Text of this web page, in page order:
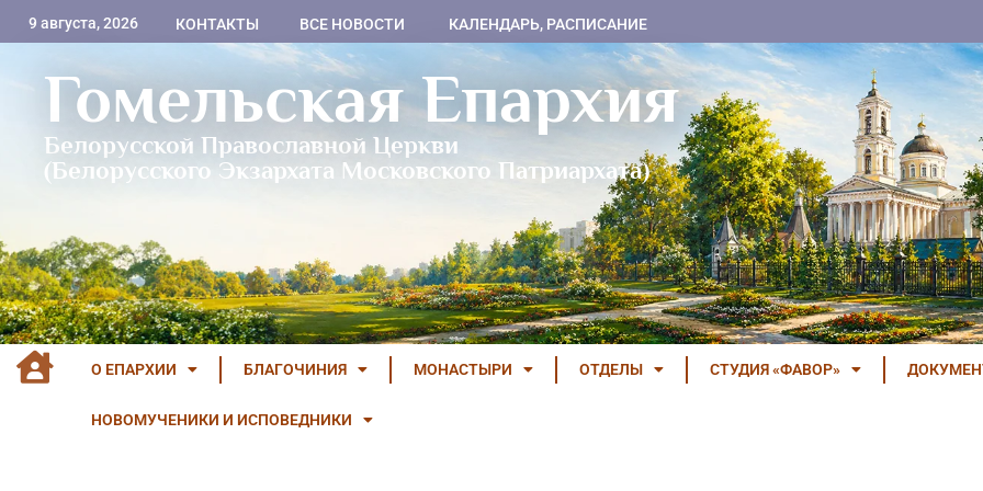
9 августа, 2026 КОНТАКТЫ ВСЕ НОВОСТИ КАЛЕНДАРЬ, РАСПИСАНИЕ
Гомельская Епархия
Белорусской Православной Церкви
(Белорусского Экзархата Московского Патриархата)
О ЕПАРХИИ БЛАГОЧИНИЯ МОНАСТЫРИ ОТДЕЛЫ СТУДИЯ «ФАВОР»
НОВОМУЧЕНИКИ И ИСПОВЕДНИКИ